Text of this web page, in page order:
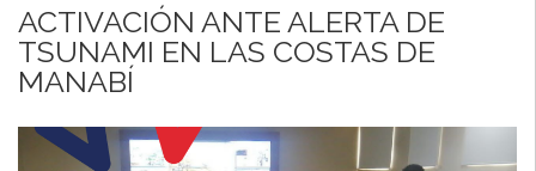
ACTIVACIÓN ANTE ALERTA DE
TSUNAMI EN LAS COSTAS DE
MANABÍ